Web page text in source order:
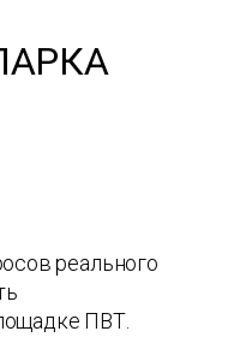
реального
ПВТ.